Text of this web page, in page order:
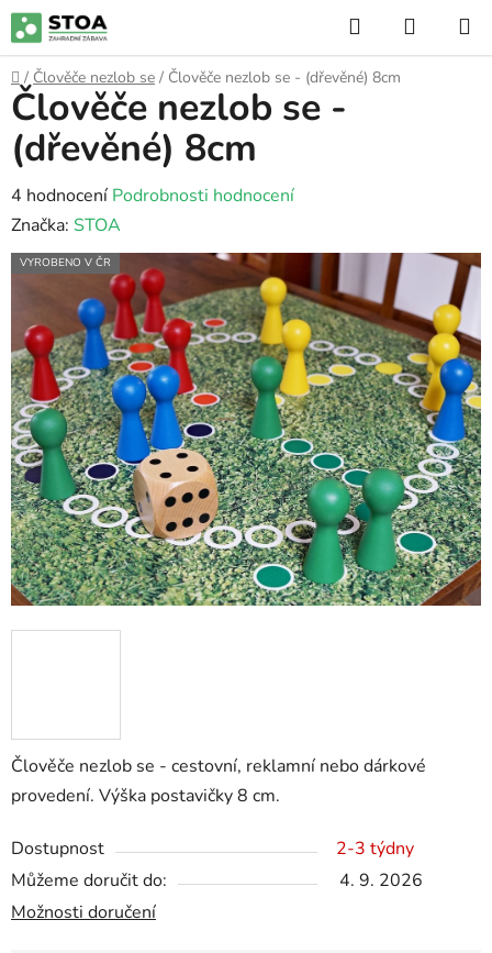
Přejít
na
obsah
Hledat
KOŠÍK
Domů
/ Člověče nezlob se / Člověče nezlob se - (dřevěné) 8cm
Člověče nezlob se - cestovní, reklamní nebo dárkové
provedení. Výška postavičky 8 cm.
Dostupnost
2-3 týdny
Můžeme doručit do:
4. 9. 2026
Možnosti doručení
Člověče nezlob se -
(dřevěné) 8cm
Průměrné
hodnocení
produktu
5
hvězdiček.
4 hodnocení Podrobnosti hodnocení
Značka: STOA
VYROBENO V ČR